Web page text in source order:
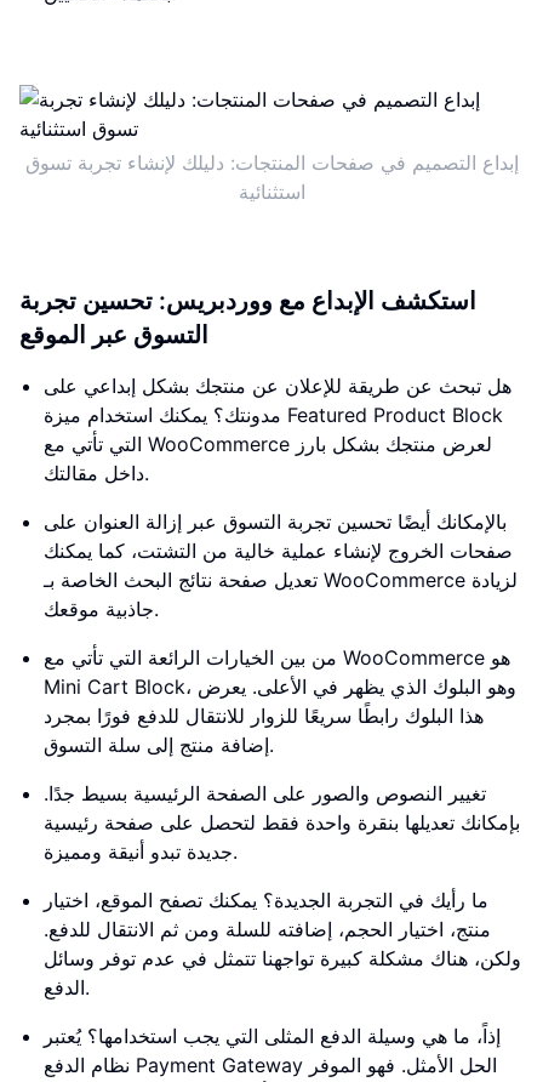
إبداع التصميم في صفحات المنتجات: دليلك لإنشاء تجربة تسوق
استثنائية
استكشف الإبداع مع ووردبريس: تحسين تجربة
التسوق عبر الموقع
هل تبحث عن طريقة للإعلان عن منتجك بشكل إبداعي على
مدونتك؟ يمكنك استخدام ميزة Featured Product Block
التي تأتي مع WooCommerce لعرض منتجك بشكل بارز
داخل مقالتك.
بالإمكانك أيضًا تحسين تجربة التسوق عبر إزالة العنوان على
صفحات الخروج لإنشاء عملية خالية من التشتت، كما يمكنك
تعديل صفحة نتائج البحث الخاصة بـ WooCommerce لزيادة
جاذبية موقعك.
من بين الخيارات الرائعة التي تأتي مع WooCommerce هو
Mini Cart Block، وهو البلوك الذي يظهر في الأعلى. يعرض
هذا البلوك رابطًا سريعًا للزوار للانتقال للدفع فورًا بمجرد
إضافة منتج إلى سلة التسوق.
تغيير النصوص والصور على الصفحة الرئيسية بسيط جدًا.
بإمكانك تعديلها بنقرة واحدة فقط لتحصل على صفحة رئيسية
جديدة تبدو أنيقة ومميزة.
ما رأيك في التجربة الجديدة؟ يمكنك تصفح الموقع، اختيار
منتج، اختيار الحجم، إضافته للسلة ومن ثم الانتقال للدفع.
ولكن، هناك مشكلة كبيرة تواجهنا تتمثل في عدم توفر وسائل
الدفع.
إذاً، ما هي وسيلة الدفع المثلى التي يجب استخدامها؟ يُعتبر
نظام الدفع Payment Gateway الحل الأمثل. فهو الموفر